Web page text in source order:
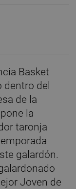
Basket
del
de la
la
taronja
galardón.
Joven de